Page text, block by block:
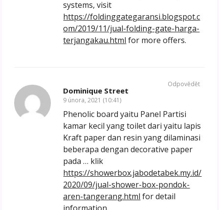
systems, visit
https://foldinggategaransi.blogspot.c
om/2019/11/jual-folding-gate-harga-
terjangakau.html for more offers.
Dominique Street
9 února, 2021 (10:41)
Phenolic board yaitu Panel Partisi
kamar kecil yang toilet dari yaitu lapis
Kraft paper dan resin yang dilaminasi
beberapa dengan decorative paper
pada … klik
https://showerbox.jabodetabek.my.id/
2020/09/jual-shower-box-pondok-
aren-tangerang.html for detail
Odpovědět